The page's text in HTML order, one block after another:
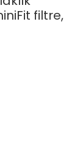
filtre,